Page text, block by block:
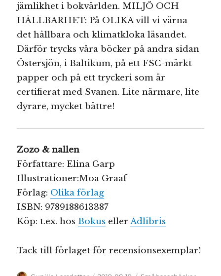
jämlikhet i bokvärlden. MILJÖ OCH
HÅLLBARHET: På OLIKA vill vi värna
det hållbara och klimatkloka läsandet.
Därför trycks våra böcker på andra sidan
Östersjön, i Baltikum, på ett FSC-märkt
papper och på ett tryckeri som är
certifierat med Svanen. Lite närmare, lite
dyrare, mycket bättre!
Zozo & nallen
Författare: Elina Garp
Illustrationer:Moa Graaf
Förlag: Olika förlag
ISBN: 9789188613387
Köp: t.ex. hos Bokus ellerAdlibris
Tack till förlaget för recensionsexemplar!